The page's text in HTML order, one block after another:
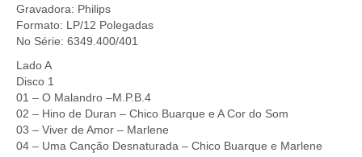
Gravadora: Philips
Formato: LP/12 Polegadas
No Série: 6349.400/401
Lado A
Disco 1
01 – O Malandro –M.P.B.4
02 – Hino de Duran – Chico Buarque e A Cor do Som
03 – Viver de Amor – Marlene
04 – Uma Canção Desnaturada – Chico Buarque e Marlene